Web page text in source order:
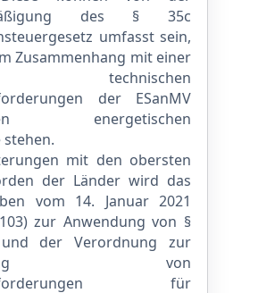
des § 35c
umfasst sein,
Zusammenhang mit einer
der ESanMV
energetischen
mit den obersten
der Länder wird das
vom 14. Januar 2021
zur Anwendung von §
der Verordnung zur
von
für